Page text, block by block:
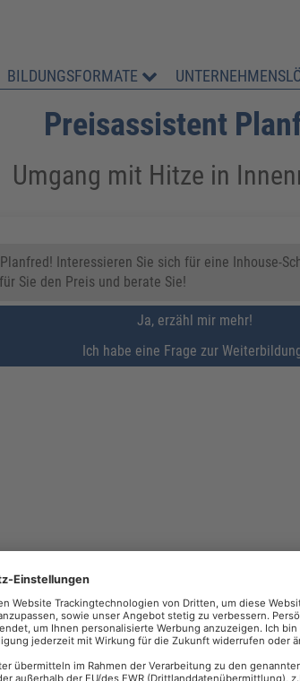
BILDUNGSFORMATE
Preisassistent
Umgang mit Hitze in
Interessieren Sie sich für eine Inhouse-
Sie den Preis und berate Sie!
Ja, erzähl mir mehr!
Ich habe eine Frage zur